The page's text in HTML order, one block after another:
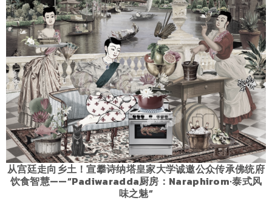
从宫廷走向乡土！宣攀诗纳塔皇家大学诚邀公众传承佛统府
饮食智慧——“Padiwaradda厨房：Naraphirom·泰式风
味之魅”